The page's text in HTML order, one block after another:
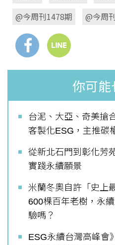
@今周刊1478期
@今周
你可能
台泥、大亞、奇美搶
客製化ESG，主推碳
從新北石門到彰化芳
實踐永續願景
米蘭冬奧自許「史上
600棵百年老樹，永
驗嗎？
ESG永續台灣高峰會